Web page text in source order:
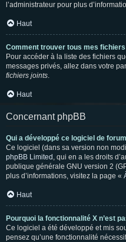
l’administrateur pour plus
Haut
Comment trouver tous mes
Pour accéder à la liste des fichiers
messages privés, allez dans votre
fichiers joints.
Haut
Concernant phpBB
Qui a développé ce logiciel de
Ce logiciel (dans sa version non
phpBB Limited , qui en a les droits
publique générale GNU version 2
plus d’informations, visitez la page «
Haut
Pourquoi la fonctionnalité X n’est
Ce logiciel a été développé et mis
pensez qu’une fonctionnalité